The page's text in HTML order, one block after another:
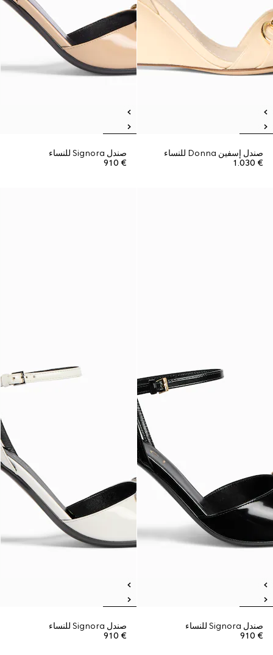
صندل إسفين Donna للنساء
€ 1.030
صندل Signora للنساء
€ 910
صندل Signora للنساء
€ 910
صندل Signora للنساء
€ 910